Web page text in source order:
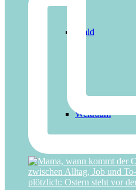
Wald
Weltraum